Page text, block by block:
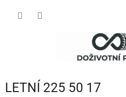
LETNÍ 225 50 17